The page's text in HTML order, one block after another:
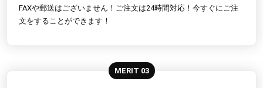
FAXや郵送はございません！ご注文は24時間対応！今すぐにご注
文をすることができます！
MERIT 03